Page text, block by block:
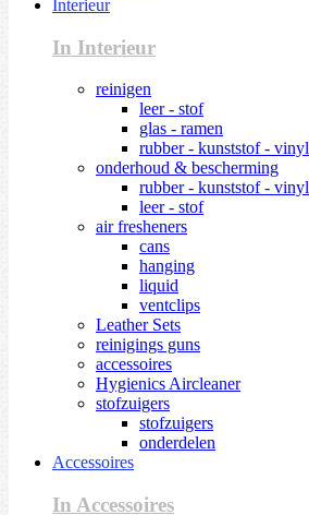
Interieur
In Interieur
reinigen
leer - stof
glas - ramen
rubber - kunststof - vinyl
onderhoud & bescherming
rubber - kunststof - vinyl
leer - stof
air fresheners
cans
hanging
liquid
ventclips
Leather Sets
reinigings guns
accessoires
Hygienics Aircleaner
stofzuigers
stofzuigers
onderdelen
Accessoires
In Accessoires